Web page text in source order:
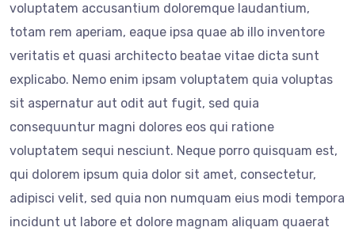
voluptatem accusantium doloremque laudantium,
totam rem aperiam, eaque ipsa quae ab illo inventore
veritatis et quasi architecto beatae vitae dicta sunt
explicabo. Nemo enim ipsam voluptatem quia voluptas
sit aspernatur aut odit aut fugit, sed quia
consequuntur magni dolores eos qui ratione
voluptatem sequi nesciunt. Neque porro quisquam est,
qui dolorem ipsum quia dolor sit amet, consectetur,
adipisci velit, sed quia non numquam eius modi tempora
incidunt ut labore et dolore magnam aliquam quaerat